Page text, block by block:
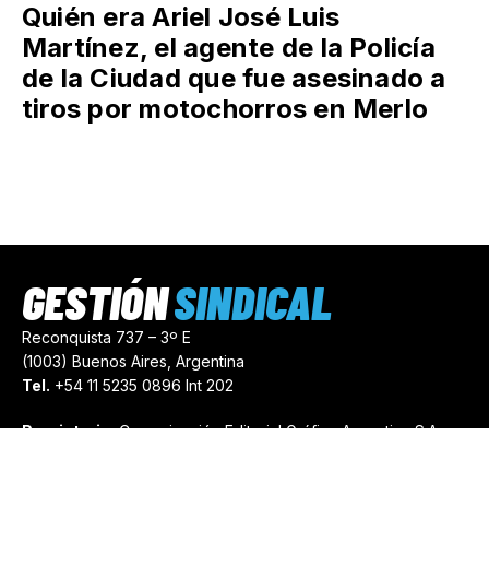
Quién era Ariel José Luis
Martínez, el agente de la Policía
de la Ciudad que fue asesinado a
tiros por motochorros en Merlo
Reconquista 737 – 3º E
(1003) Buenos Aires, Argentina
Tel. +54 11 5235 0896 Int 202
Propietario:Comunicación Editorial Gráfica Argentina S.A.
GESTIÓNSINDICAL